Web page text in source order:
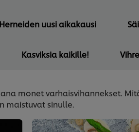
Herneiden uusi aikakausi
Kasviksia kaikille!
monet varhaisvihannekset.
maistuvat sinulle.